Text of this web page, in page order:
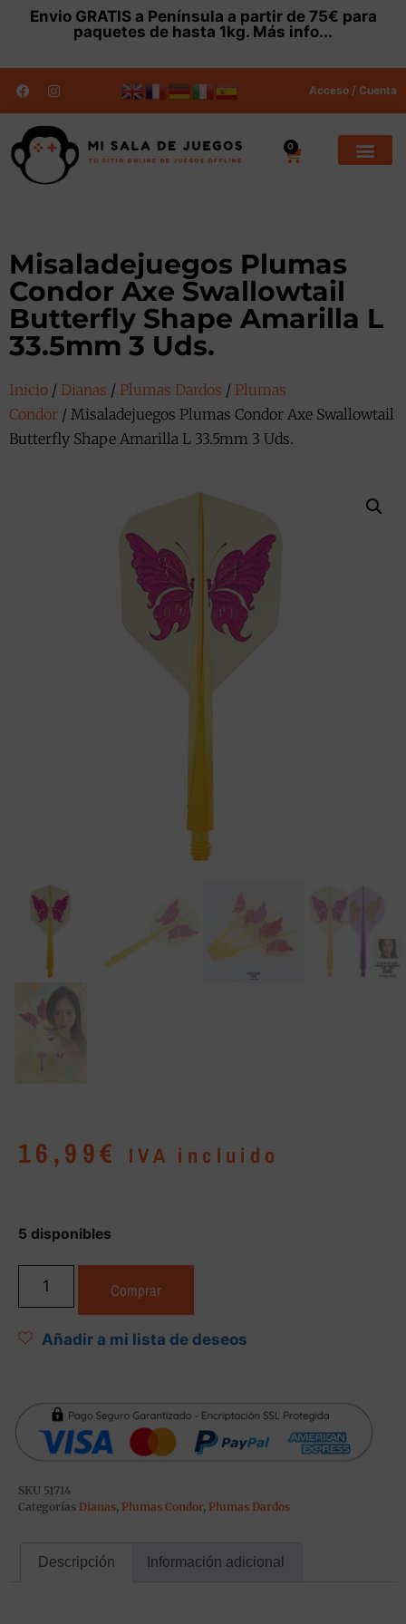
Envio GRATISa Península a partir de 75€ para
paquetes de hasta 1kg. Más info...
Acceso / Cuenta
0
Misaladejuegos Plumas
Condor Axe Swallowtail
Butterfly Shape Amarilla L
33.5mm 3 Uds.
Inicio / Dianas / Plumas Dardos / Plumas
Condor / Misaladejuegos Plumas Condor Axe Swallowtail
Butterfly Shape Amarilla L 33.5mm 3 Uds.
16,99€ IVA incluido
5 disponibles
Comprar
Añadir a mi lista de deseos
SKU 51714
Categorías Dianas, Plumas Condor, Plumas Dardos
Descripción Información adicional